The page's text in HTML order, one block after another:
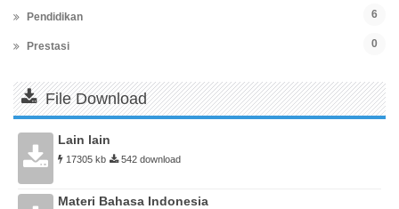
Pendidikan 6
Prestasi 0
File Download
Lain lain
17305 kb 542 download
Materi Bahasa Indonesia